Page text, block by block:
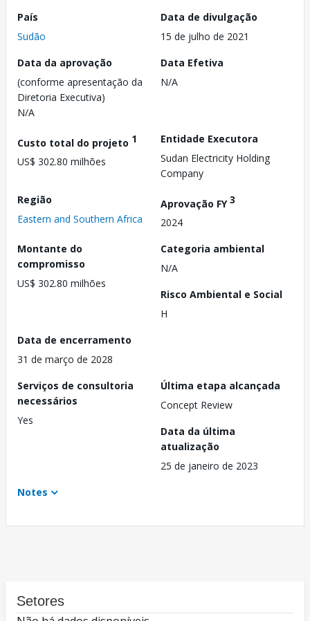
País
Sudão
Data de divulgação
15 de julho de 2021
Data da aprovação
(conforme apresentação da
Diretoria Executiva)
N/A
Data Efetiva
N/A
Custo total do projeto 1
US$ 302.80 milhões
Entidade Executora
Sudan Electricity Holding
Company
Região
Eastern and Southern Africa
Aprovação FY3
2024
Montante do
compromisso
US$ 302.80 milhões
Categoria ambiental
N/A
Risco Ambiental e Social
H
Data de encerramento
31 de março de 2028
Serviços de consultoria
necessários
Yes
Última etapa alcançada
Concept Review
Data da última
atualização
25 de janeiro de 2023
Notes
Setores